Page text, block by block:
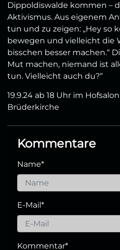
Dippoldiswalde kommen –
Aktivismus. Aus eigenem
tun und zu zeigen: „Hey so
bewegen und vielleicht die
bisschen besser machen.“
Mut machen, niemand ist
tun. Vielleicht auch du?“
19.9.24 ab 18 Uhr im
Brüderkirche
Kommentare
Name*
E-Mail *
Kommentar*